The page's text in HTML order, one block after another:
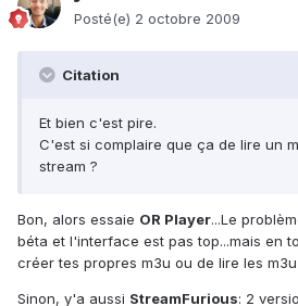
Posté(e) 2 octobre 2009
Citation
Et bien c'est pire.
C'est si complaire que ça de lire un
stream ?
Bon, alors essaie OR Player...Le
béta et l'interface est pas top...mais en
créer tes propres m3u ou de lire les
Sinon, y'a aussi StreamFurious: 2